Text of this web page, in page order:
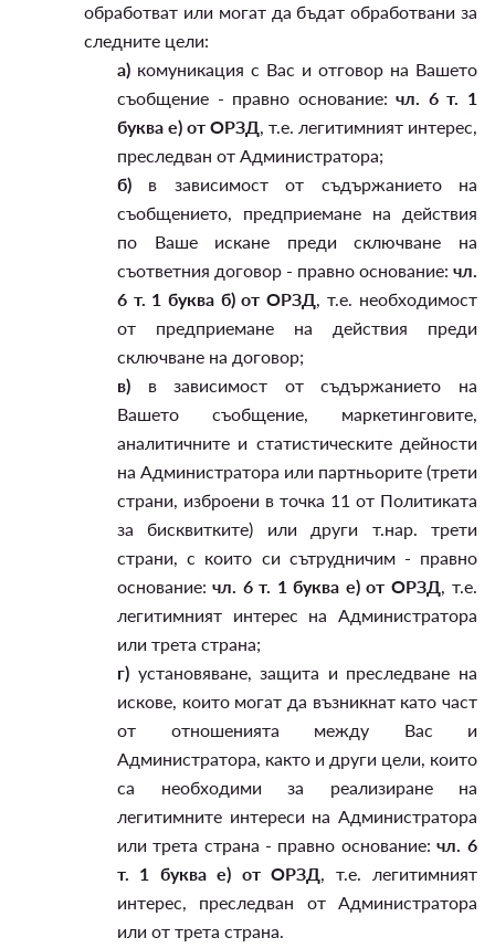
обработват или могат да бъдат обработвани за
следните цели:
а) комуникация с Вас и отговор на Вашето
съобщение - правно основание: чл. 6 т. 1
буква е) от ОРЗД, т.е. легитимният интерес,
преследван от Администратора;
б) в зависимост от съдържанието на
съобщението, предприемане на действия
по Ваше искане преди сключване на
съответния договор - правно основание: чл.
6 т. 1 буква б) от ОРЗД, т.е. необходимост
от предприемане на действия преди
сключване на договор;
в) в зависимост от съдържанието на
Вашето съобщение, маркетинговите,
аналитичните и статистическите дейности
на Администратора или партньорите (трети
страни, изброени в точка 11 от Политиката
за бисквитките) или други т.нар. трети
страни, с които си сътрудничим - правно
основание: чл. 6 т. 1 буква е) от ОРЗД, т.е.
легитимният интерес на Администратора
или трета страна;
г) установяване, защита и преследване на
искове, които могат да възникнат като част
от отношенията между Вас и
Администратора, както и други цели, които
са необходими за реализиране на
легитимните интереси на Администратора
или трета страна - правно основание: чл. 6
т. 1 буква е) от ОРЗД, т.е. легитимният
интерес, преследван от Администратора
или от трета страна.